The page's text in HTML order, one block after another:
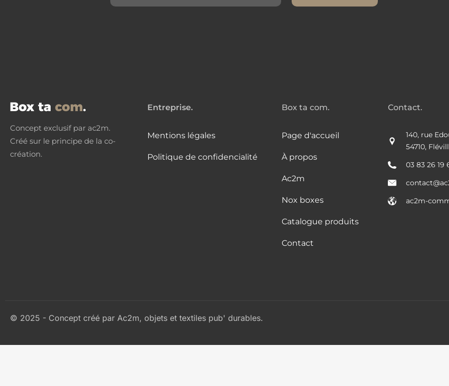
Concept exclusif par ac2m.
Créé sur le principe de la co-
création.
Entreprise.
Mentions légales
Politique de confidencialité
Box ta com.
Page d'accueil
À propos
Ac2m
Nox boxes
Catalogue produits
Contact
Contact.
140, rue
54710,
03 83 26 19
ac2m-
© 2025 - Concept créé par Ac2m, objets et textiles pub' durables.